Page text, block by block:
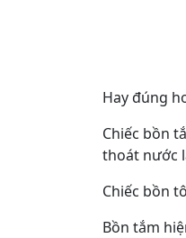
Hay đúng
Chiếc bồn
thoát nước
Chiếc bồn
Bồn tắm